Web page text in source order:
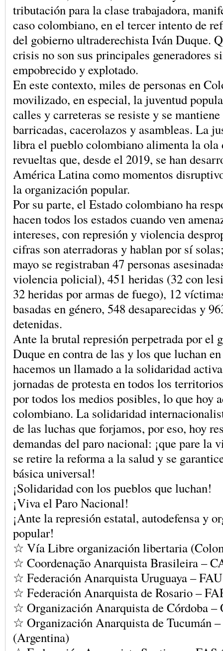
tributación para la clase trabajadora,
caso colombiano, en el tercer intento de
del gobierno ultraderechista Iván Duque.
crisis no son sus principales generadores
empobrecido y explotado.
En este contexto, miles de personas en
movilizado, en especial, la juventud
calles y carreteras se resiste y se
barricadas, cacerolazos y asambleas. La
libra el pueblo colombiano alimenta la ola
revueltas que, desde el 2019, se han
América Latina como momentos
la organización popular.
Por su parte, el Estado colombiano ha
hacen todos los estados cuando ven
intereses, con represión y violencia
cifras son aterradoras y hablan por sí
mayo se registraban 47 personas
violencia policial), 451 heridas (32 con
32 heridas por armas de fuego), 12
basadas en género, 548 desaparecidas y
detenidas.
Ante la brutal represión perpetrada por el
Duque en contra de las y los que luchan
hacemos un llamado a la solidaridad
jornadas de protesta en todos los
por todos los medios posibles, lo que hoy
colombiano. La solidaridad
de las luchas que forjamos, por eso, hoy
demandas del paro nacional: ¡que pare la
se retire la reforma a la salud y se
básica universal!
¡Solidaridad con los pueblos que luchan!
¡Viva el Paro Nacional!
¡Ante la represión estatal, autodefensa y
popular!
☆ Vía Libre organización libertaria
☆ Coordenação Anarquista Brasileira –
☆ Federación Anarquista Uruguaya –
☆ Federación Anarquista de Rosario –
☆ Organización Anarquista de Córdoba –
☆ Organización Anarquista de Tucumán
(Argentina)